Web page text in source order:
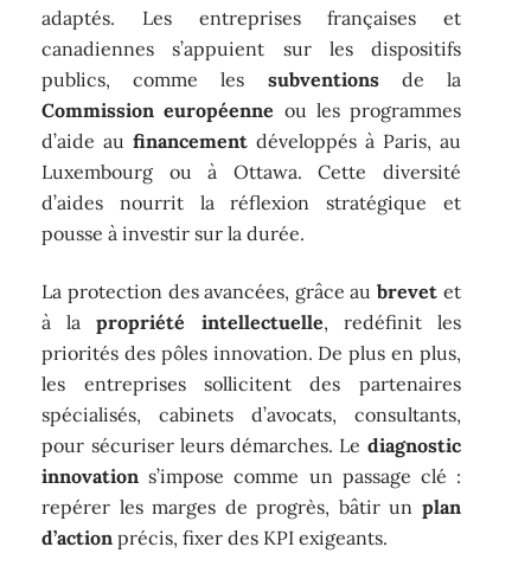
adaptés. Les entreprises françaises et
canadiennes s’appuient sur les dispositifs
publics, comme les subventionsde la
Commission européenne ou les programmes
d’aide aufinancement développés à Paris, au
Luxembourg ou à Ottawa. Cette diversité
d’aides nourrit la réflexion stratégique et
pousse à investir sur la durée.
La protection des avancées, grâce aubrevet et
à lapropriété intellectuelle, redéfinit les
priorités des pôles innovation. De plus en plus,
les entreprises sollicitent des partenaires
spécialisés, cabinets d’avocats, consultants,
pour sécuriser leurs démarches. Le diagnostic
innovation s’impose comme un passage clé :
repérer les marges de progrès, bâtir un plan
d’action précis, fixer des KPI exigeants.